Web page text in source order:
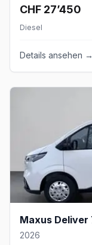
CHF 27’450
Diesel
Details ansehen →
Maxus Deliver
2026